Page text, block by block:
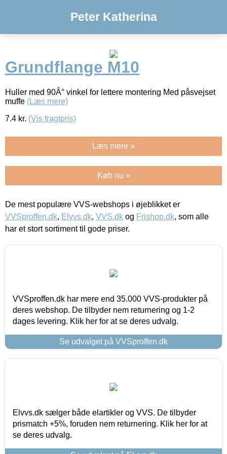
Peter Katherina
Grundflange M10
Huller med 90Â° vinkel for lettere montering Med påsvejset
muffe (Læs mere)
7.4 kr. (Vis fragtpris)
Læs mere »
Køb nu »
De mest populære VVS-webshops i øjeblikket er
VVSproffen.dk, Elvvs.dk, VVS.dk og Frishop.dk, som alle
har et stort sortiment til gode priser.
VVSproffen.dk har mere end 35.000 VVS-produkter på
deres webshop. De tilbyder nem returnering og 1-2
dages levering. Klik her for at se deres udvalg.
Se udvalget på VVSproffen.dk
Elvvs.dk sælger både elartikler og VVS. De tilbyder
prismatch +5%, foruden nem returnering. Klik her for at
se deres udvalg.